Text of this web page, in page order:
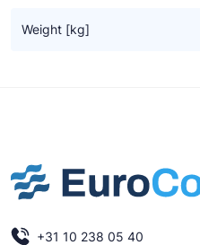
Weight [kg]
+31 10 238 05 40